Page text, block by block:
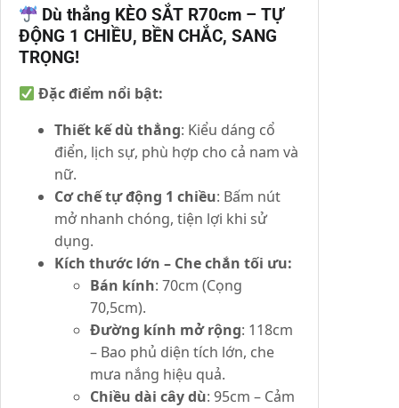
Dù thẳng KÈO SẮT R70cm – TỰ
ĐỘNG 1 CHIỀU, BỀN CHẮC, SANG
TRỌNG!
Đặc điểm nổi bật:
Thiết kế dù thẳng: Kiểu dáng cổ
điển, lịch sự, phù hợp cho cả nam và
nữ.
Cơ chế tự động 1 chiều: Bấm nút
mở nhanh chóng, tiện lợi khi sử
dụng.
Kích thước lớn – Che chắn tối ưu:
Bán kính: 70cm (Cọng
70,5cm).
Đường kính mở rộng: 118cm
– Bao phủ diện tích lớn, che
mưa nắng hiệu quả.
Chiều dài cây dù: 95cm – Cảm